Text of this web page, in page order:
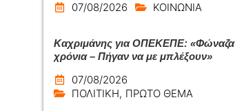
07/08/2026 ΚΟΙΝΩΝΙΑ
Καχριμάνης για ΟΠΕΚΕΠΕ: «Φώναζα
χρόνια – Πήγαν να με μπλέξουν»
07/08/2026
ΠΟΛΙΤΙΚΗ, ΠΡΩΤΟ ΘΕΜΑ